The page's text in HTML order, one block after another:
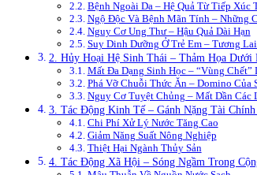
Bệnh Ngoài Da – Hệ Quả Từ Tiếp Xúc
Ngộ Độc Và Bệnh Mãn Tính – Những
Nguy Cơ Ung Thư – Hậu Quả Dài Hạn
Suy Dinh Dưỡng Ở Trẻ Em – Tương
2. Hủy Hoại Hệ Sinh Thái – Thảm Họa Dưới
Mất Đa Dạng Sinh Học – “Vùng Chết”
Phá Vỡ Chuỗi Thức Ăn – Domino Của
Nguy Cơ Tuyệt Chủng – Mất Dần Các
3. Tác Động Kinh Tế – Gánh Nặng Tài
Chi Phí Xử Lý Nước Tăng Cao
Giảm Năng Suất Nông Nghiệp
Thiệt Hại Ngành Thủy Sản
4. Tác Động Xã Hội – Sóng Ngầm Trong